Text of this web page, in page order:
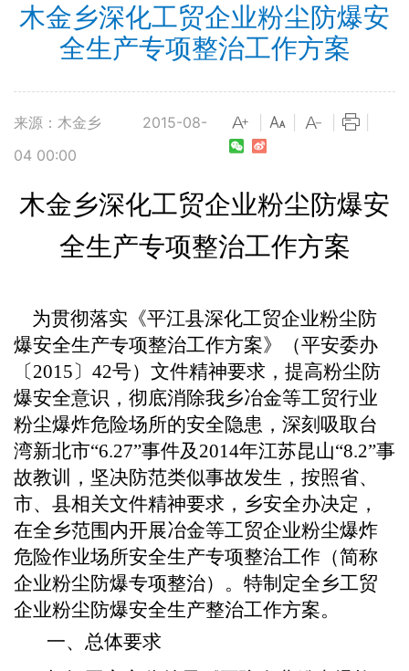
木金乡深化工贸企业粉尘防爆安
全生产专项整治工作方案
来源：木金乡
2015-08-
04 00:00
木金乡深化工贸企业粉尘防爆安
全生产专项整治工作方案
为贯彻落实 《平江县深化工贸企业粉尘防
爆安全生产专项整治工作方案》 （平安委办
〔2015〕 42号）文件精神要求，提高粉尘防
爆安全意识，彻底消除我乡冶金等工贸行业
粉尘爆炸危险场所的安全隐患，深刻吸取台
湾新北市“6.27”事件及 2014年江苏昆山“8.2”事
故教训，坚决防范类似事故发生，按照省、
市、县相关文件精神要求，乡安全办决定，
在全乡范围内开展冶金等工贸企业粉尘爆炸
危险作业场所安全生产专项整治工作（简称
企业粉尘防爆专项整治）。 特制定全乡工贸
企业粉尘防爆安全生产整治工作方案。
一、总体要求